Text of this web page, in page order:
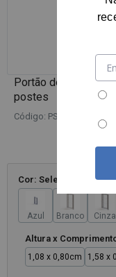
Portão de abrir
postes
Código: PSACONS
Cor: Selecione
Azul Branco Cinza
Altura x
1,08 x 0,80cm 1,58 x